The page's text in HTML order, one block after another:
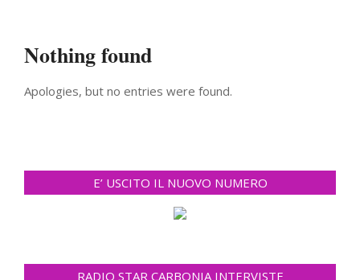
Nothing found
Apologies, but no entries were found.
E’ USCITO IL NUOVO NUMERO
RADIO STAR CARBONIA INTERVISTE